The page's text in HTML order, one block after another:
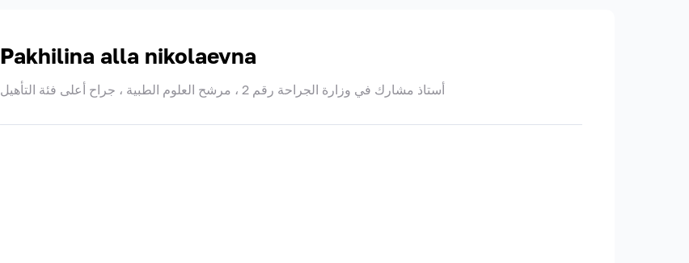
Pakhilina alla nikolaevna
أستاذ مشارك في وزارة الجراحة رقم 2 ، مرشح العلوم الطبية ، جراح أعلى فئة التأهيل